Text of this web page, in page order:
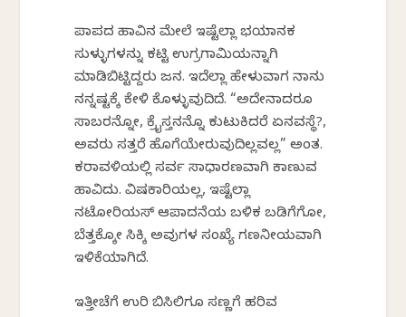
ಪಾಪದ ಹಾವಿನ ಮೇಲೆ ಇಷ್ಟೆಲ್ಲಾ ಭಯಾನಕ
ಸುಳ್ಳುಗಳನ್ನು ಕಟ್ಟಿ ಉಗ್ರಗಾಮಿಯನ್ನಾಗಿ
ಮಾಡಿಬಿಟ್ಟಿದ್ದರು ಜನ. ಇದೆಲ್ಲಾ ಹೇಳುವಾಗ ನಾನು
ನನ್ನಷ್ಟಕ್ಕೆ ಕೇಳಿ ಕೊಳ್ಳುವುದಿದೆ. “ಅದೇನಾದರೂ
ಸಾಬರನ್ನೋ, ಕ್ರೈಸ್ತನನ್ನೊ ಕುಟುಕಿದರೆ ಏನವಸ್ಥೆ?,
ಅವರು ಸತ್ತರೆ ಹೊಗೆಯೇರುವುದಿಲ್ಲವಲ್ಲ” ಅಂತ.
ಕರಾವಳಿಯಲ್ಲಿ ಸರ್ವ ಸಾಧಾರಣವಾಗಿ ಕಾಣುವ
ಹಾವಿದು. ವಿಷಕಾರಿಯಲ್ಲ, ಇಷ್ಟೆಲ್ಲಾ
ನಟೋರಿಯಸ್ ಆಪಾದನೆಯ ಬಳಿಕ ಬಡಿಗೆಗೋ,
ಬೆತ್ತಕ್ಕೋ ಸಿಕ್ಕಿ ಅವುಗಳ ಸಂಖ್ಯೆ ಗಣನೀಯವಾಗಿ
ಇಳಿಕೆಯಾಗಿದೆ.
ಇತ್ತೀಚೆಗೆ ಉರಿ ಬಿಸಿಲಿಗೂ ಸಣ್ಣಗೆ ಹರಿವ